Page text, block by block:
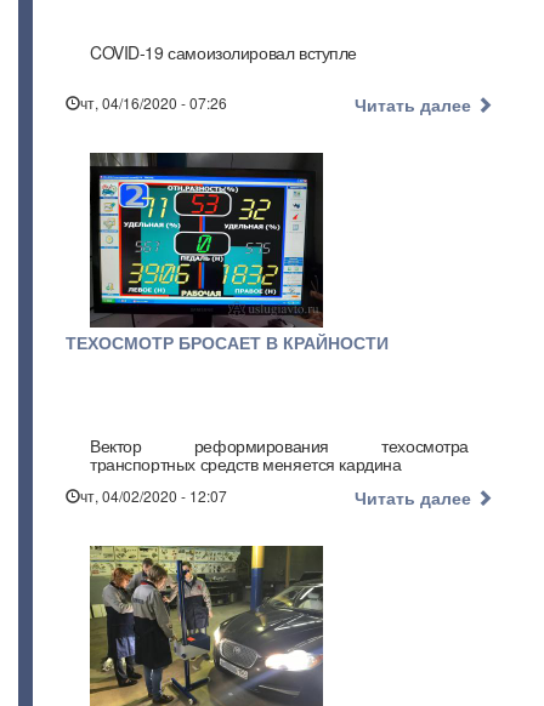
COVID-19 самоизолировал вступле
чт, 04/16/2020 - 07:26 Читать далее
ТЕХОСМОТР БРОСАЕТ В КРАЙНОСТИ
Вектор реформирования техосмотра
транспортных средств меняется кардина
чт, 04/02/2020 - 12:07 Читать далее